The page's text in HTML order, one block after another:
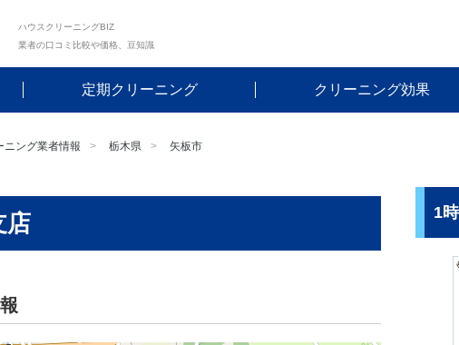
ハウスクリーニングBIZ
業者の口コミ比較や価格、豆知識
定期クリーニング クリーニング効果
ニング業者情報 栃木県 矢板市
店 1